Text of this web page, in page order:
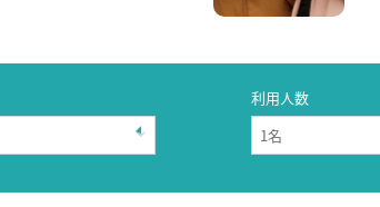
利用人数